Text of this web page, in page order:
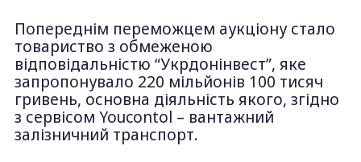
Попереднім переможцем аукціону стало
товариство з обмеженою
відповідальністю “Укрдонінвест”, яке
запропонувало 220 мільйонів 100 тисяч
гривень, основна діяльність якого, згідно
з сервісом Youcontol – вантажний
залізничний транспорт.